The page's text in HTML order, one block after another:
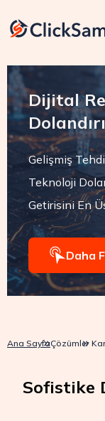
Dijital
Gelişmiş
Teknoloji
Getirisini En
Daha
Ana SayfaÇözümler
Sofistike